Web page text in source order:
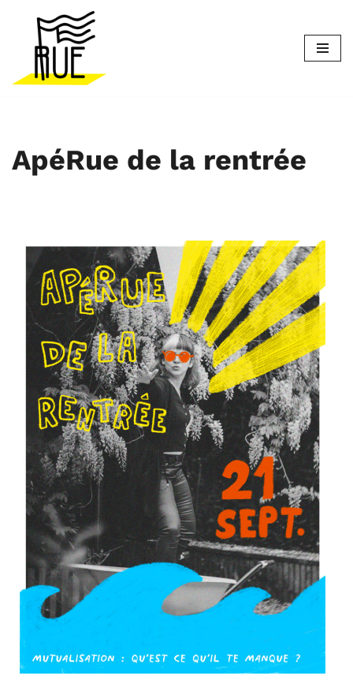
Aller
contenu
ApéRue de la rentrée